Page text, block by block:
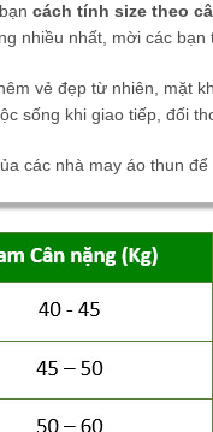
cách tính size theo
nhiều nhất, mời các bạn
vẻ đẹp từ nhiên, mặt
sống khi giao tiếp, đối
các nhà may áo thun